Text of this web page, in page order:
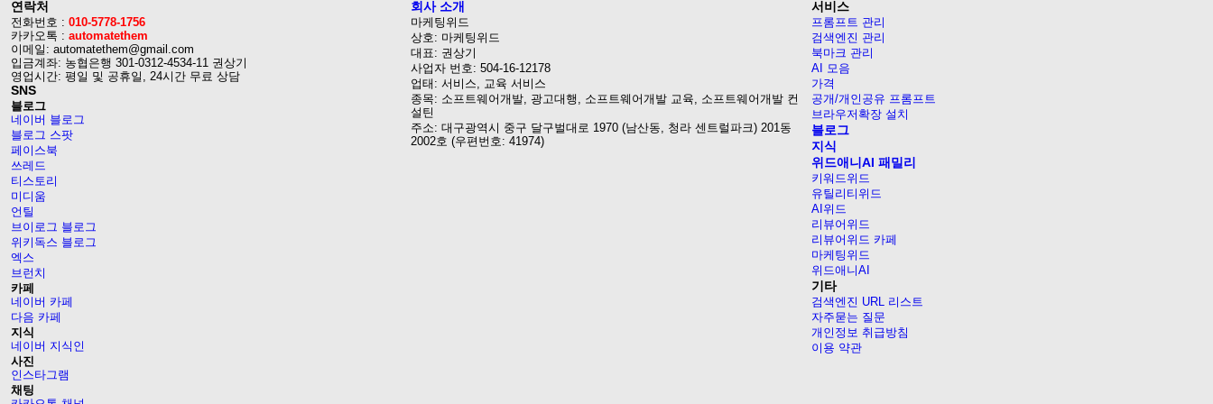
연락처
전화번호 : 010-5778-1756
카카오톡 : automatethem
이메일: automatethem@gmail.com
입금계좌: 농협은행 301-0312-4534-11 권상기
영업시간: 평일 및 공휴일, 24시간 무료 상담
SNS
블로그
네이버 블로그
블로그 스팟
페이스북
쓰레드
티스토리
미디움
언틸
브이로그 블로그
위키독스 블로그
엑스
브런치
카페
네이버 카페
다음 카페
지식
네이버 지식인
사진
인스타그램
채팅
회사 소개
마케팅위드
상호: 마케팅위드
대표: 권상기
사업자 번호: 504-16-12178
업태: 서비스, 교육 서비스
종목: 소프트웨어개발, 광고대행, 소프트웨어개발 교육, 소프트웨어개발 컨
설틴
주소: 대구광역시 중구 달구벌대로 1970 (남산동, 청라 센트럴파크) 201동
2002호 (우편번호: 41974)
서비스
프롬프트 관리
검색엔진 관리
북마크 관리
AI 모음
가격
공개/개인공유 프롬프트
브라우저확장 설치
블로그
지식
위드애니AI 패밀리
키워드위드
유틸리티위드
AI위드
리뷰어위드
리뷰어위드 카페
마케팅위드
위드애니AI
기타
검색엔진 URL 리스트
자주묻는 질문
개인정보 취급방침
이용 약관